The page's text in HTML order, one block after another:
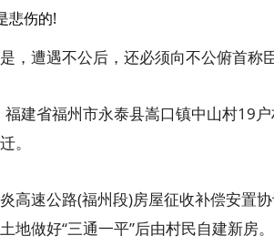
伤的!
遭遇不公后，还必须向不公俯首称
省福州市永泰县嵩口镇中山村19户
。
速公路(福州段)房屋征收补偿安置
地做好“三通一平”后由村民自建新房